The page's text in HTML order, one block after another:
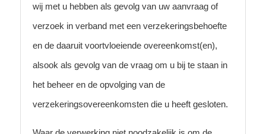
wij met u hebben als gevolg van uw aanvraag of
verzoek in verband met een verzekeringsbehoefte
en de daaruit voortvloeiende overeenkomst(en),
alsook als gevolg van de vraag om u bij te staan in
het beheer en de opvolging van de
verzekeringsovereenkomsten die u heeft gesloten.